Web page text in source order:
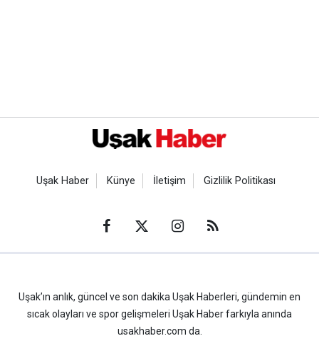
Uşak Haber Künye İletişim Gizlilik Politikası
Uşak’ın anlık, güncel ve son dakika Uşak Haberleri, gündemin en
sıcak olayları ve spor gelişmeleri Uşak Haber farkıyla anında
usakhaber.com da.